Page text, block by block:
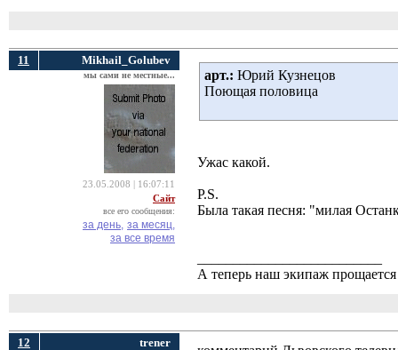
11 Mikhail_Golubev
мы сами не местные...
23.05.2008 | 16:07:11
Сайт
все его сообщения:
за день, за месяц,
за все время
арт.: Юрий Кузнецов
Поющая половица
Ужас какой.
P.S.
Была такая песня: "милая
А теперь наш экипаж
12 trener